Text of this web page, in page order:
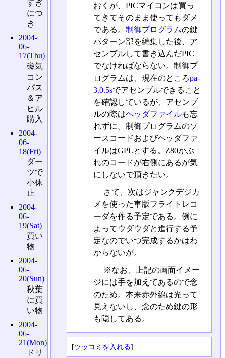
おくが、PICマイコンは買っ
てきてそのまま使ってもダメ
である。 制御プログラムの鍵
パターン部を編集した後、ア
センブルして書き込んだPIC
でなければならない。制御プ
ログラムは、現在のところpa-
3.0.5sでアセンブルできること
を確認しているが、アセンブ
ルの際はヘッダファイルも忘
れずに。制御プログラムのソ
ースコードおよびヘッダファ
イルはGPLとする。Z80かぶ
れのコードが右側にあるが気
にしないで頂きたい。
さて、次はジャンクデジカ
メを使った車版フライトレコ
ーダを作る予定である。例に
よってウダウダと進行する予
定なのでいつ完成するかはわ
からないが。
※なお、上記の画面イメー
ジには手を加えてあるので念
のため。本来赤外線は光って
見えないし、念のため鍵の形
も隠してある。
[ツッコミを入れる]
すぎ
につ
き
2004-
06-
17(Thu)
磁気
コン
パス
＆ア
ヒル
購入
2004-
06-
18(Fri)
ダー
ツで
小休
止
2004-
06-
19(Sat)
買い
物
2004-
06-
20(Sun)
秋葉
に買
い物
2004-
06-
21(Mon)
ドリ